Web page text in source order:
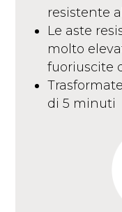
resistente
Le aste
molto
fuoriuscite
di 5 minuti